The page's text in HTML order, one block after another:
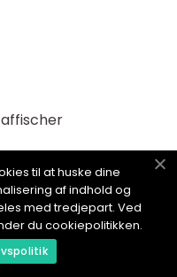
til at huske dine
af indhold og
med tredjepart. Ved
du cookiepolitikken.